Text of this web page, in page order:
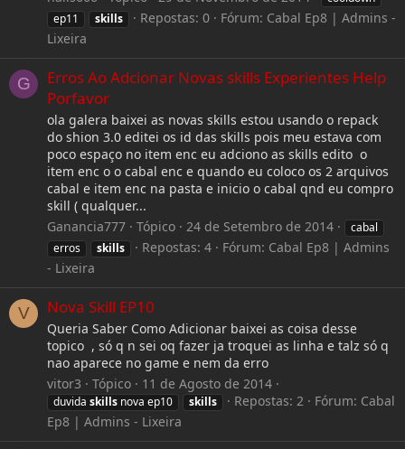
ep11
skills Repostas: 0 Fórum: Cabal Ep8 | Admins -
Lixeira
G
Erros Ao Adcionar Novas skills Experientes Help
Porfavor
ola galera baixei as novas skills estou usando o repack
do shion 3.0 editei os id das skills pois meu estava com
poco espaço no item enc eu adciono as skills edito o
item enc o o cabal enc e quando eu coloco os 2 arquivos
cabal e item enc na pasta e inicio o cabal qnd eu compro
skill ( qualquer...
Ganancia777
Tópico 24 de Setembro de 2014
cabal
erros
skills Repostas: 4 Fórum: Cabal Ep8 | Admins
- Lixeira
V Nova Skill EP10
Queria Saber Como Adicionar baixei as coisa desse
topico , só q n sei oq fazer ja troquei as linha e talz só q
nao aparece no game e nem da erro
vitor3
Tópico 11 de Agosto de 2014
duvida skills nova ep10 skills Repostas: 2 Fórum: Cabal
Ep8 | Admins - Lixeira